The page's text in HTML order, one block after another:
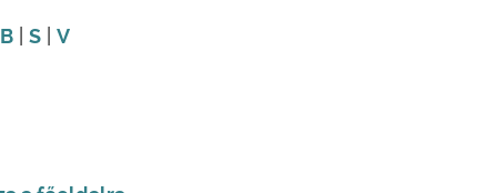
B| S| V